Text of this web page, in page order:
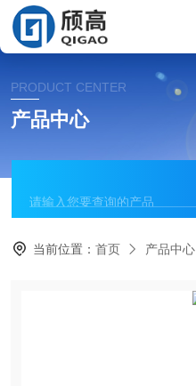
PRODUCT CENTER
产品中心
当前位置：首页 产品中心